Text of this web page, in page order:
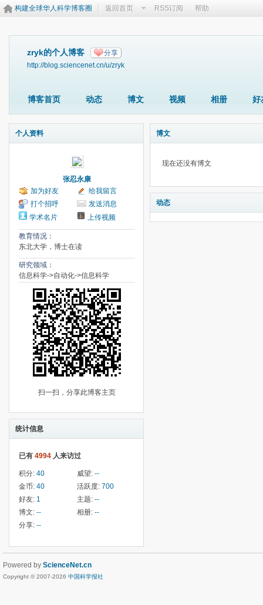
构建全球华人科学博客圈 返回首页 RSS订阅 帮助
zryk的个人博客 分享
http://blog.sciencenet.cn/u/zryk
博客首页 动态 博文 视频 相册 好
个人资料
张忍永康
加为好友
给我留言
打个招呼
发送消息
学术名片
上传视频
教育情况：
东北大学，博士在读
研究领域：
信息科学->自动化->信息科学
扫一扫，分享此博客主页
统计信息
已有 4994 人来访过
积分: 40 威望: --
金币: 40 活跃度: 700
好友: 1 主题: --
博文: -- 相册: --
分享: --
博文
现在还没有博文
动态
Powered by ScienceNet.cn
Copyright © 2007-2026 中国科学报社